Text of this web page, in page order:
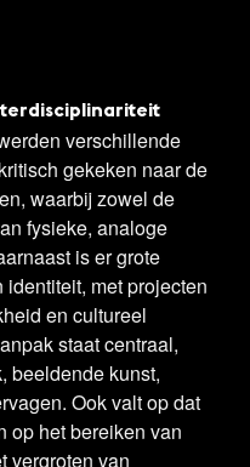
verschillende
gekeken naar de
waarbij zowel de
fysieke, analoge
is er grote
met projecten
en cultureel
staat centraal,
beeldende kunst,
Ook valt op dat
op het bereiken van
vergroten van